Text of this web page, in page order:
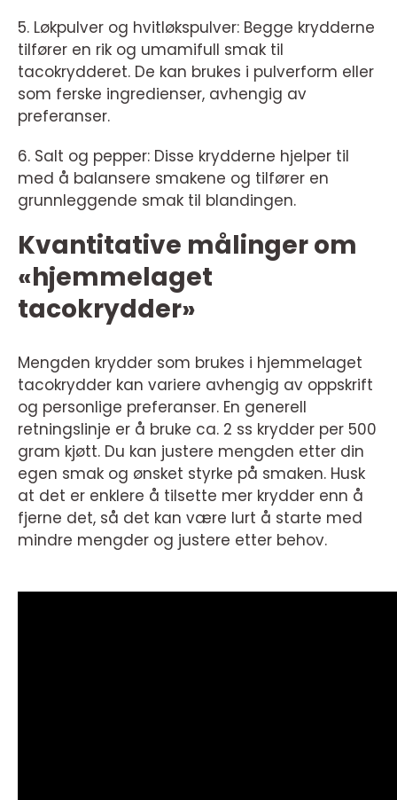
5. Løkpulver og hvitløkspulver: Begge krydderne
tilfører en rik og umamifull smak til
tacokrydderet. De kan brukes i pulverform eller
som ferske ingredienser, avhengig av
preferanser.
6. Salt og pepper: Disse krydderne hjelper til
med å balansere smakene og tilfører en
grunnleggende smak til blandingen.
Kvantitative målinger om
«hjemmelaget
tacokrydder»
Mengden krydder som brukes i hjemmelaget
tacokrydder kan variere avhengig av oppskrift
og personlige preferanser. En generell
retningslinje er å bruke ca. 2 ss krydder per 500
gram kjøtt. Du kan justere mengden etter din
egen smak og ønsket styrke på smaken. Husk
at det er enklere å tilsette mer krydder enn å
fjerne det, så det kan være lurt å starte med
mindre mengder og justere etter behov.